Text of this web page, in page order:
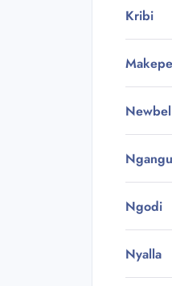
Kribi
Makepe
Ngodi
Nyalla